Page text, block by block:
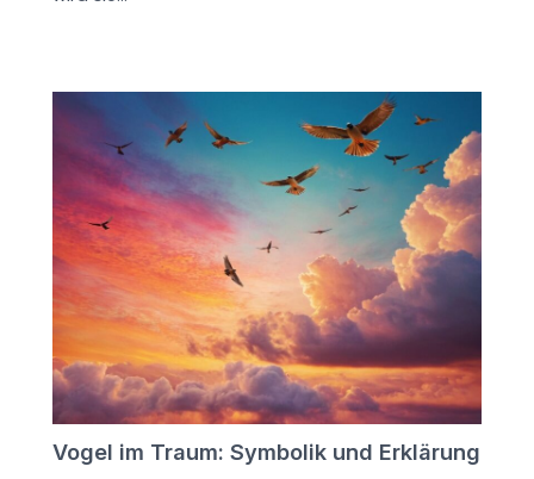
Vogel im Traum: Symbolik und Erklärung